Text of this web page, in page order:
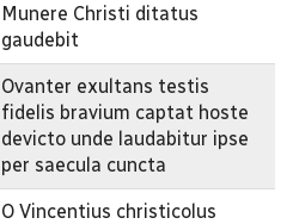
Munere Christi ditatus
gaudebit
Ovanter exultans testis
fidelis bravium captat hoste
devicto unde laudabitur ipse
per saecula cuncta
O Vincentius christicolus